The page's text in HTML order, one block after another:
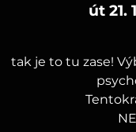
út 21.
tak je to tu zase!